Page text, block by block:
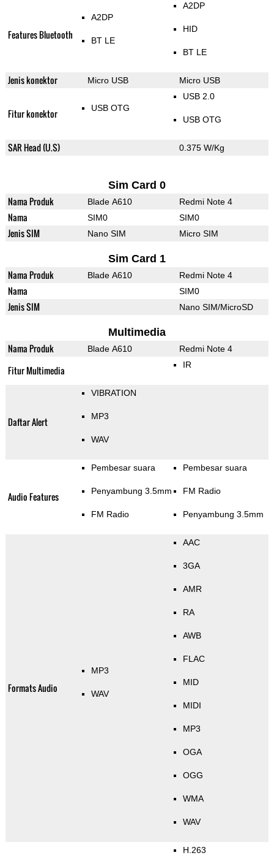
Features Bluetooth
A2DP
BT LE
A2DP
HID
BT LE
Jenis konektor Micro USB Micro USB
Fitur konektor USB OTG
USB 2.0
USB OTG
SAR Head (U.S) 0.375 W/Kg
Sim Card 0
Nama Produk Blade A610 Redmi Note 4
Nama SIM0 SIM0
Jenis SIM Nano SIM Micro SIM
Sim Card 1
Nama Produk Blade A610 Redmi Note 4
Nama SIM0
Jenis SIM Nano SIM/MicroSD
Multimedia
Nama Produk Blade A610 Redmi Note 4
Fitur Multimedia IR
Daftar Alert
VIBRATION
MP3
WAV
Audio Features
Pembesar suara
Penyambung 3.5mm
FM Radio
Pembesar suara
FM Radio
Penyambung 3.5mm
Formats Audio
MP3
WAV
AAC
3GA
AMR
RA
AWB
FLAC
MID
MIDI
MP3
OGA
OGG
WMA
WAV
H.263